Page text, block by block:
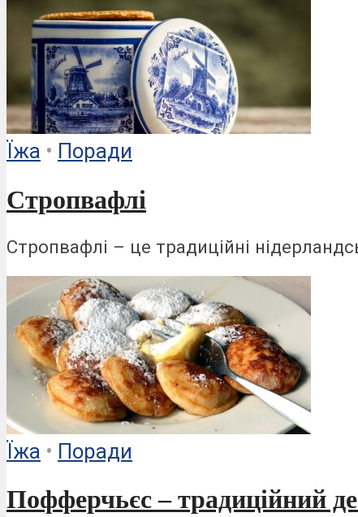
Ïжа • Поради
Стропвафлі
Стропвафлі – це традиційні
Ïжа • Поради
Пофферчьєс – традиційний